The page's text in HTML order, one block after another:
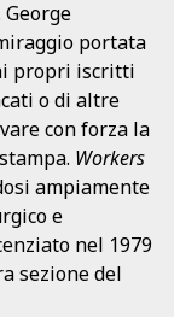
portata
propri iscritti
o di altre
con forza la
Workers
ampiamente
e
nel 1979
sezione del